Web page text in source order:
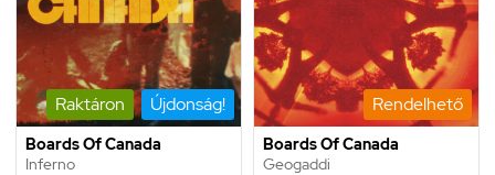
Raktáron Újdonság!
Boards Of Canada
Inferno
Rendelhető
Boards Of Canada
Geogaddi